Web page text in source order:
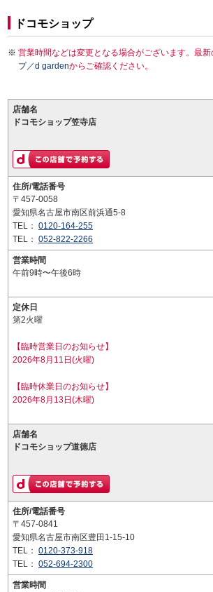
ドコモショップ
営業時間などは変更となる場合がございます。最新
プ／d gardenからご確認ください。
店舗名
ドコモショップ笠寺店
住所/電話番号
〒457-0058
愛知県名古屋市南区前浜通5-8
TEL： 0120-164-255
TEL： 052-822-2266
営業時間
午前9時〜午後6時
定休日
第2火曜
【臨時営業日のお知らせ】
2026年8月11日(火曜)
【臨時休業日のお知らせ】
2026年8月13日(木曜)
店舗名
ドコモショップ道徳店
住所/電話番号
〒457-0841
愛知県名古屋市南区豊田1-15-10
TEL： 0120-373-918
TEL： 052-694-2300
営業時間